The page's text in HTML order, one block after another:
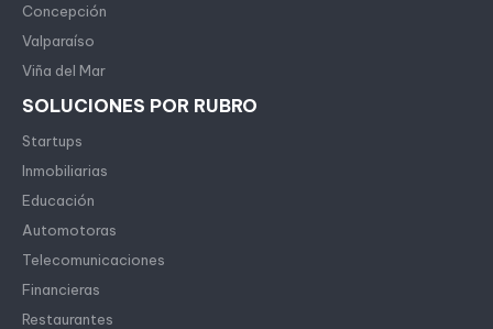
Concepción
Valparaíso
Viña del Mar
SOLUCIONES POR RUBRO
Startups
Inmobiliarias
Educación
Automotoras
Telecomunicaciones
Financieras
Restaurantes